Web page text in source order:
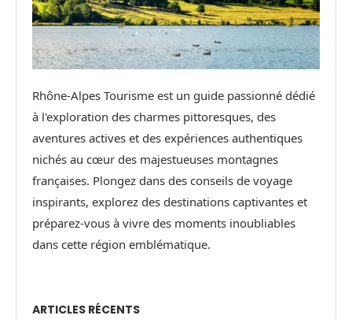
Rhône-Alpes Tourisme est un guide passionné dédié
à l'exploration des charmes pittoresques, des
aventures actives et des expériences authentiques
nichés au cœur des majestueuses montagnes
françaises. Plongez dans des conseils de voyage
inspirants, explorez des destinations captivantes et
préparez-vous à vivre des moments inoubliables
dans cette région emblématique.
ARTICLES RÉCENTS